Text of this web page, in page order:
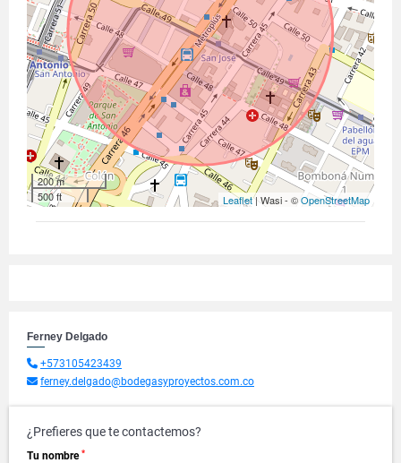
200 m
500 ft
Leaflet| Wasi - ©OpenStreetMap
Ferney Delgado
+573105423439
ferney.delgado@bodegasyproyectos.com.co
¿Prefieres que te contactemos?
Tu nombre *